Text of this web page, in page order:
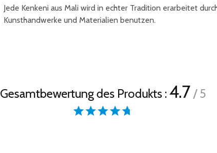
Jede Kenkeni aus Mali wird in echter Tradition erarbeitet
Kunsthandwerke und Materialien benutzen.
Gesamtbewertung des Produkts :4.7/ 5